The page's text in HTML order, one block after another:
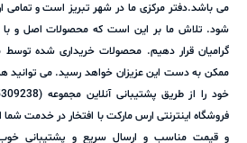
می باشد.دفتر مرکزی ما در شهر تبریز است و تمامی
شود. تلاش ما بر این است که محصولات اصل و با
گرامیان قرار دهیم. محصولات خریداری شده توسط
ممکن به دست این عزیزان خواهد رسید. می توانید
فروشگاه اینترنتی ارس مارکت با افتخار در خدمت شما
و قیمت مناسب و ارسال سریع و پشتیبانی خوب